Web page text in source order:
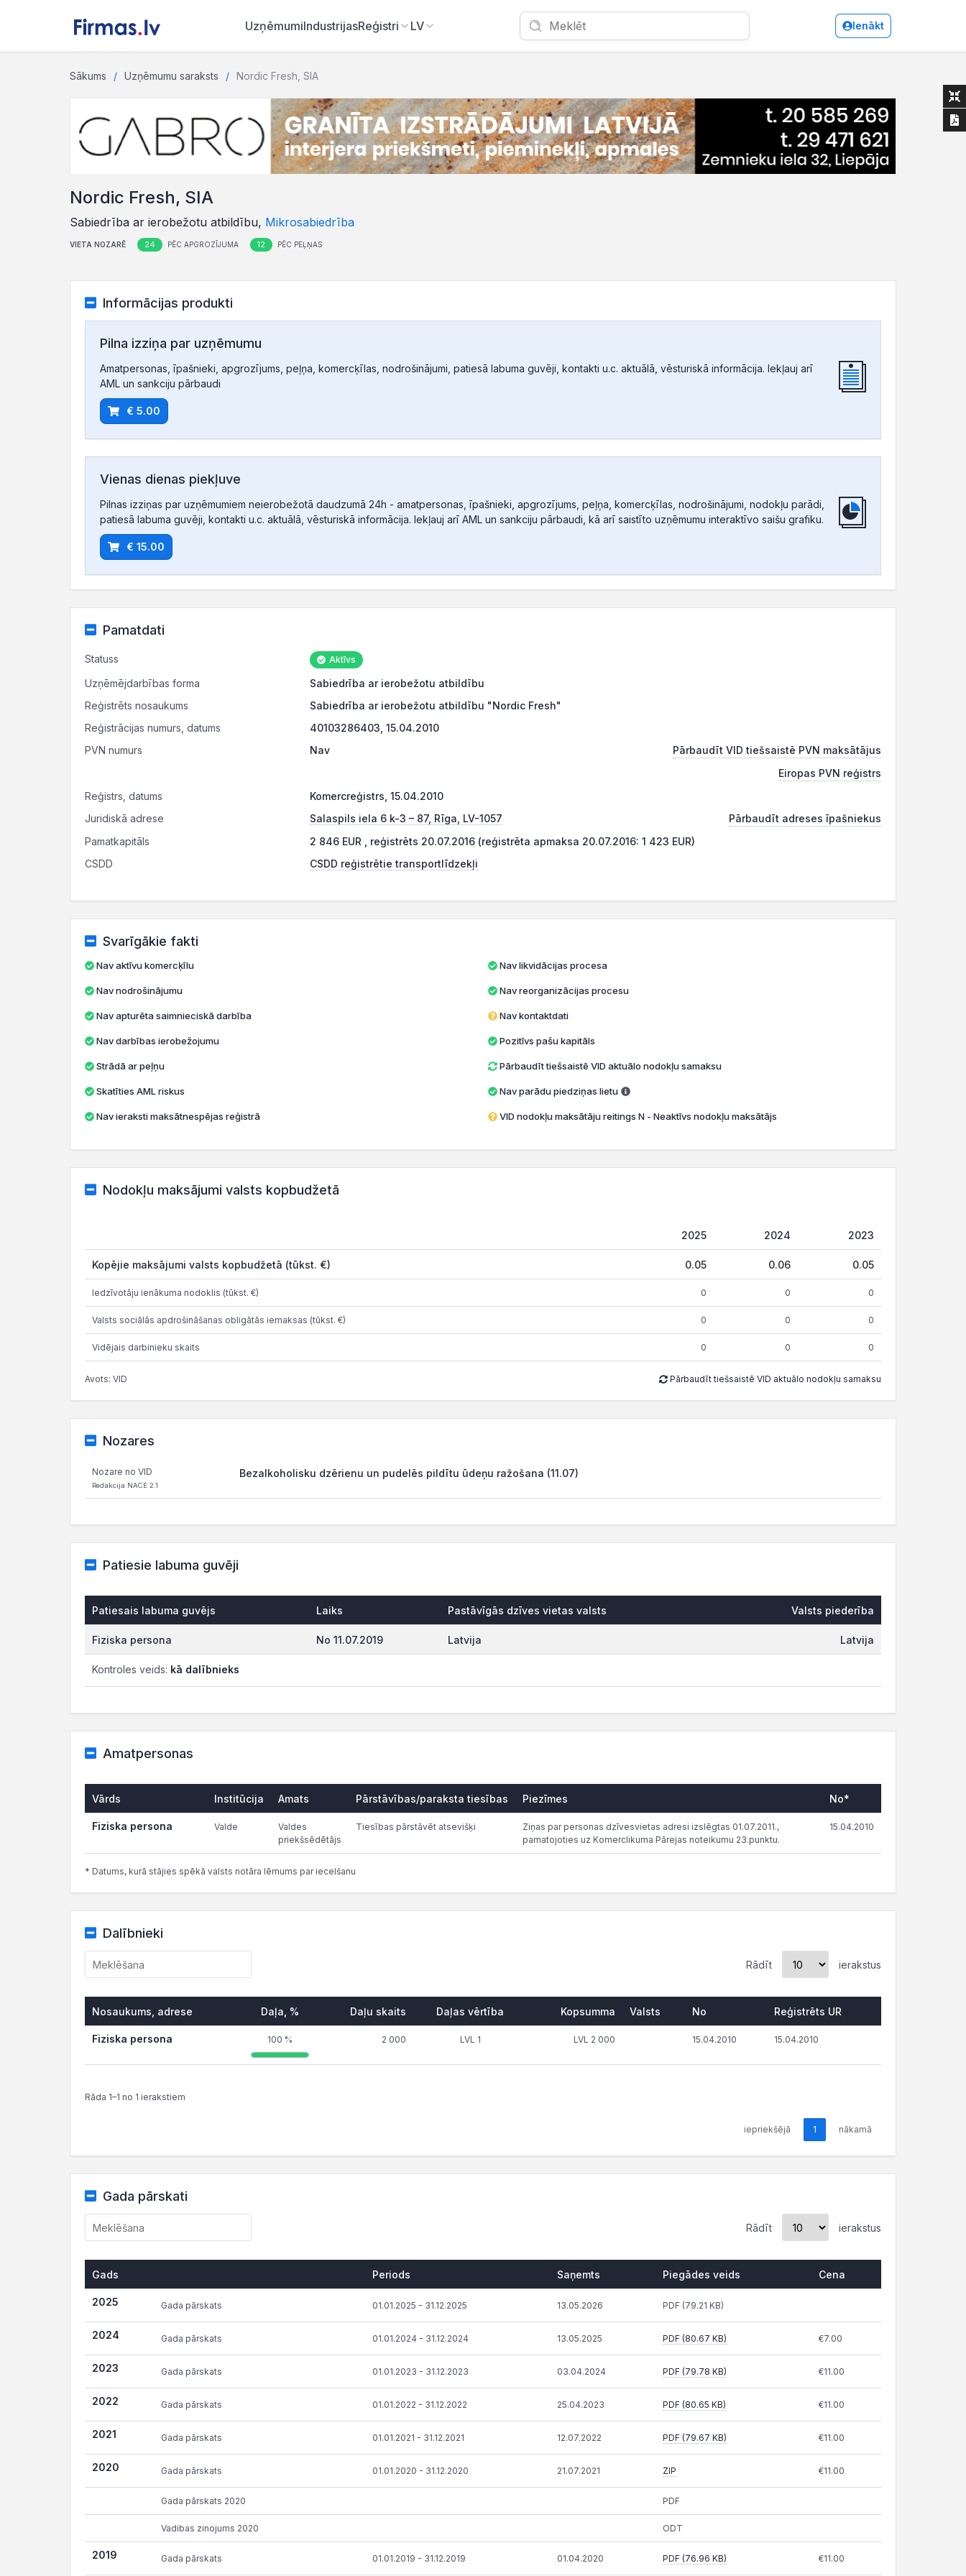
UzņēmumiIndustrijasReģistri LV Ienākt
Sākums Uzņēmumu saraksts Nordic Fresh, SIA
Nordic Fresh, SIA
Sabiedrība ar ierobežotu atbildību, Mikrosabiedrība
VIETA NOZARĒ 24 PĒC APGROZĪJUMA 12 PĒC PEĻŅAS
Informācijas produkti
Pilna izziņa par uzņēmumu
Amatpersonas, īpašnieki, apgrozījums, peļņa, komercķīlas, nodrošinājumi, patiesā labuma guvēji, kontakti u.c. aktuālā, vēsturiskā informācija. Iekļauj arī
AML un sankciju pārbaudi
€ 5.00
Vienas dienas piekļuve
Pilnas izziņas par uzņēmumiem neierobežotā daudzumā 24h - amatpersonas, īpašnieki, apgrozījums, peļņa, komercķīlas, nodrošinājumi, nodokļu parādi,
patiesā labuma guvēji, kontakti u.c. aktuālā, vēsturiskā informācija. Iekļauj arī AML un sankciju pārbaudi, kā arī saistīto uzņēmumu interaktīvo saišu grafiku.
€ 15.00
Pamatdati
Statuss Aktīvs
Uzņēmējdarbības forma
Sabiedrība ar ierobežotu atbildību
Reģistrēts nosaukums
Sabiedrība ar ierobežotu atbildību "Nordic Fresh"
Reģistrācijas numurs, datums
40103286403, 15.04.2010
PVN numurs
Nav
Pārbaudīt VID tiešsaistē PVN maksātājus
Eiropas PVN reģistrs
Reģistrs, datums
Komercreģistrs, 15.04.2010
Juridiskā adrese
Salaspils iela 6 k-3 – 87, Rīga, LV-1057
Pārbaudīt adreses īpašniekus
Pamatkapitāls
2 846 EUR , reģistrēts 20.07.2016 (reģistrēta apmaksa 20.07.2016: 1 423 EUR)
CSDD
CSDD reģistrētie transportlīdzekļi
Svarīgākie fakti
Nav aktīvu komercķīlu
Nav nodrošinājumu
Nav apturēta saimnieciskā darbība
Nav darbības ierobežojumu
Strādā ar peļņu
Skatīties AML riskus
Nav ieraksti maksātnespējas reģistrā
Nav likvidācijas procesa
Nav reorganizācijas procesu
Nav kontaktdati
Pozitīvs pašu kapitāls
Pārbaudīt tiešsaistē VID aktuālo nodokļu samaksu
Nav parādu piedziņas lietu
VID nodokļu maksātāju reitings N - Neaktīvs nodokļu maksātājs
Nodokļu maksājumi valsts kopbudžetā
2025 2024 2023
Kopējie maksājumi valsts kopbudžetā (tūkst. €) 0.05 0.06 0.05
Iedzīvotāju ienākuma nodoklis (tūkst. €) 0 0 0
Valsts sociālās apdrošināšanas obligātās iemaksas (tūkst. €) 0 0 0
Vidējais darbinieku skaits 0 0 0
Avots: VID Pārbaudīt tiešsaistē VID aktuālo nodokļu samaksu
Nozares
Nozare no VID
Redakcija NACE 2.1
Bezalkoholisku dzērienu un pudelēs pildītu ūdeņu ražošana (11.07)
Patiesie labuma guvēji
Patiesais labuma guvējs Laiks Pastāvīgās dzīves vietas valsts Valsts piederība
Fiziska persona No 11.07.2019 Latvija Latvija
Kontroles veids: kā dalībnieks
Amatpersonas
Vārds Institūcija Amats Pārstāvības/paraksta tiesības Piezīmes No*
Fiziska persona Valde
Valdes
priekšsēdētājs
Tiesības pārstāvēt atsevišķi
Ziņas par personas dzīvesvietas adresi izslēgtas 01.07.2011.,
pamatojoties uz Komerclikuma Pārejas noteikumu 23.punktu.
15.04.2010
* Datums, kurā stājies spēkā valsts notāra lēmums par iecelšanu
Dalībnieki
Rādīt ierakstus
Nosaukums, adrese Daļa, % Daļu skaits Daļas vērtība Kopsumma Valsts No Reģistrēts UR
Fiziska persona 100 % 2 000 LVL 1 LVL 2 000 15.04.2010 15.04.2010
Rāda 1–1 no 1 ierakstiem
iepriekšējā 1 nākamā
Gada pārskati
Rādīt ierakstus
Gads Periods Saņemts Piegādes veids
Cena
Gads
2025 Gada pārskats 01.01.2025 - 31.12.2025 13.05.2026 PDF (79.21 KB)
2024 Gada pārskats 01.01.2024 - 31.12.2024 13.05.2025 PDF (80.67 KB) €7.00
2023 Gada pārskats 01.01.2023 - 31.12.2023 03.04.2024 PDF (79.78 KB) €11.00
2022 Gada pārskats 01.01.2022 - 31.12.2022 25.04.2023 PDF (80.65 KB) €11.00
2021 Gada pārskats 01.01.2021 - 31.12.2021 12.07.2022 PDF (79.67 KB) €11.00
2020 Gada pārskats 01.01.2020 - 31.12.2020 21.07.2021 ZIP €11.00
Gada pārskats 2020 PDF
Vadibas zinojums 2020 ODT
2019 Gada pārskats 01.01.2019 - 31.12.2019 01.04.2020 PDF (76.96 KB) €11.00